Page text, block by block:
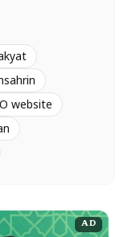
website
AD